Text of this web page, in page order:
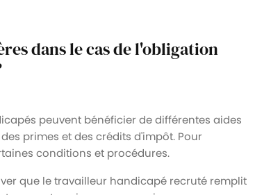
dans le cas de l'obligation
peuvent bénéficier de différentes aides
primes et des crédits d'impôt. Pour
conditions et procédures.
que le travailleur handicapé recruté remplit